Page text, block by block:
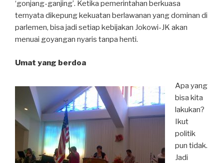
‘gonjang-ganjing’. Ketika pemerintahan berkuasa
ternyata dikepung kekuatan berlawanan yang dominan di
parlemen, bisa jadi setiap kebijakan Jokowi-JK akan
menuai goyangan nyaris tanpa henti.
Umat yang berdoa
Apa yang
bisa kita
lakukan?
Ikut
politik
pun tidak.
Jadi